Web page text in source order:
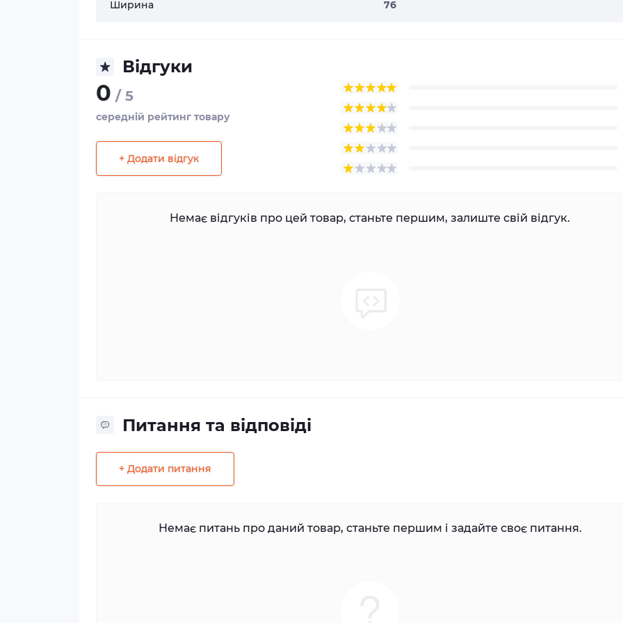
Ширина 76
Відгуки
0 / 5
середній рейтинг товару
+ Додати відгук
Немає відгуків про цей товар, станьте першим, залиште свій відгук.
Питання та відповіді
+ Додати питання
Немає питань про даний товар, станьте першим і задайте своє питання.